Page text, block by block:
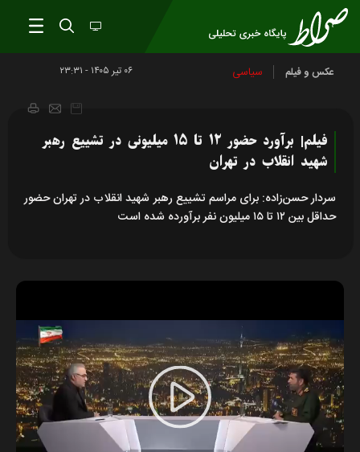
عکس و فیلم سیاسی ۰۶ تير ۱۴۰۵ - ۲۳:۳۱
فیلم| برآورد حضور ۱۲ تا ۱۵ میلیونی در تشییع رهبر
شهید انقلاب در تهران
سردار حسن‌زاده: برای مراسم تشییع رهبر شهید انقلاب در تهران حضور
حداقل بین ۱۲ تا ۱۵ میلیون نفر برآورده شده است
Play
Video